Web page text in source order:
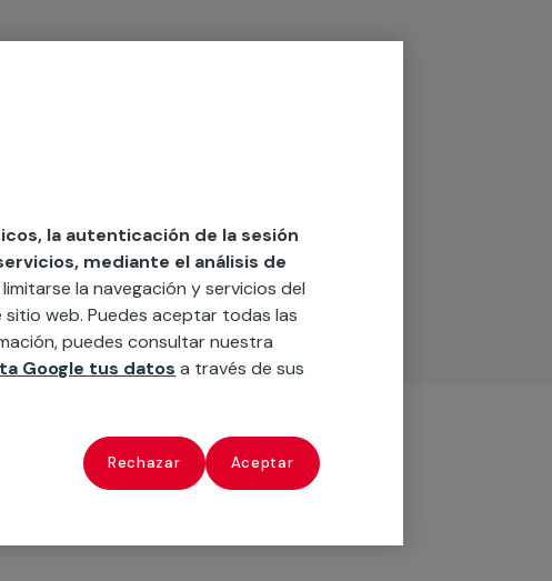
la autenticación de la sesión
mediante el análisis de
la navegación y servicios del
web. Puedes aceptar todas las
puedes consultar nuestra
Google tus datos a través de sus
Rechazar Aceptar